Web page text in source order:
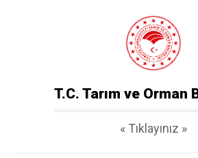
T.C. Tarım ve Orman
« Tıklayınız »